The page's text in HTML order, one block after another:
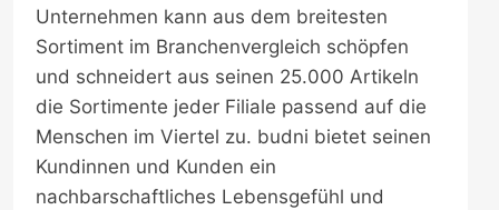
Unternehmen kann aus dem breitesten
Sortiment im Branchenvergleich schöpfen
und schneidert aus seinen 25.000 Artikeln
die Sortimente jeder Filiale passend auf die
Menschen im Viertel zu. budni bietet seinen
Kundinnen und Kunden ein
nachbarschaftliches Lebensgefühl und